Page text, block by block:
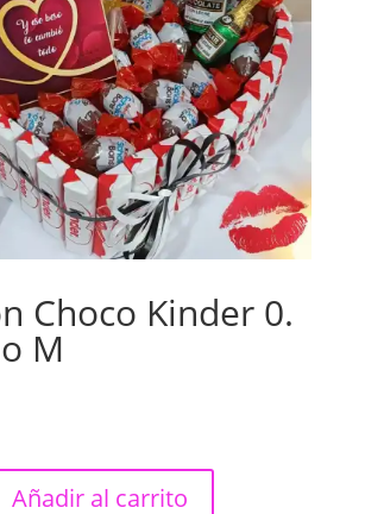
Choco Kinder 0.
M
Añadir al carrito